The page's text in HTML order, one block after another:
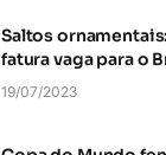
Saltos
fatura vaga para o
19/07/2023